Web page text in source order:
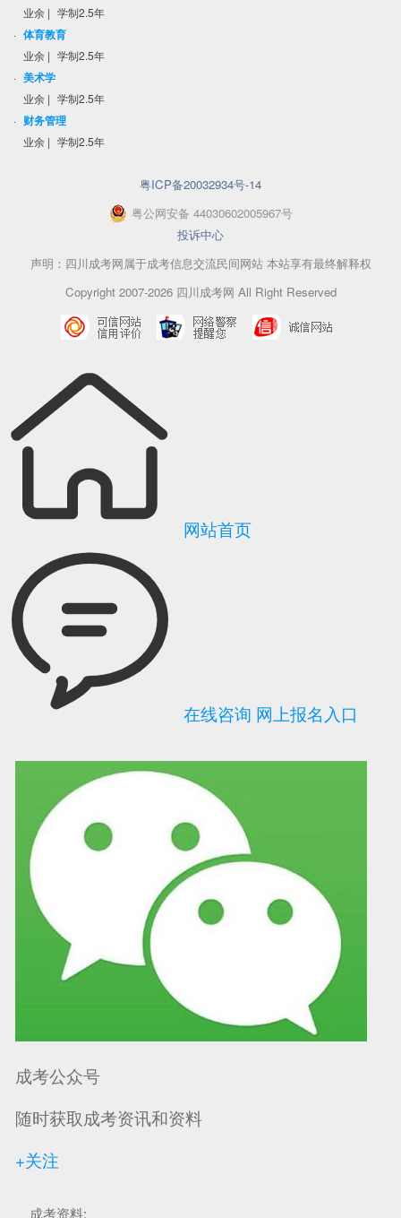
业余 | 学制2.5年
· 体育教育
业余 | 学制2.5年
· 美术学
业余 | 学制2.5年
· 财务管理
业余 | 学制2.5年
粤ICP备20032934号-14
粤公网安备 44030602005967号
投诉中心
声明：四川成考网属于成考信息交流民间网站 本站享有最终解释权
Copyright 2007-2026 四川成考网 All Right Reserved
可信网站信用评 网络警察提醒你 诚信网站
网站首页
在线咨询 网上报名入口
成考公众号
随时获取成考资讯和资料
+关注
成考资料: